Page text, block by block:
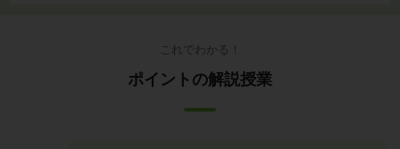
これでわかる！
ポイントの解説授業